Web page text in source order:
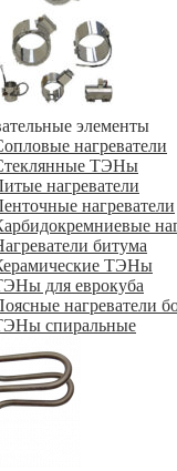
элементы
нагреватели
ТЭНы
нагреватели
нагреватели
битума
ТЭНы
для еврокуба
нагреватели
спиральные